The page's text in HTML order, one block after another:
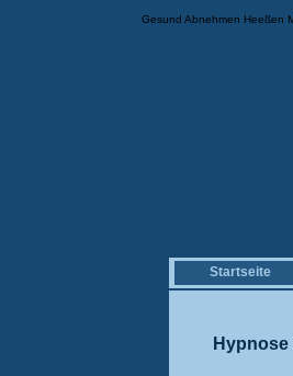
Gesund Abnehmen Heeßen
Startseite
Hypnose